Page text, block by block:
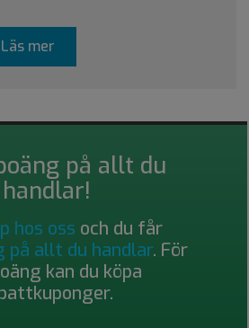
Läs mer
på allt du
handlar!
hos oss och du får
på allt du handlar. För
kan du köpa